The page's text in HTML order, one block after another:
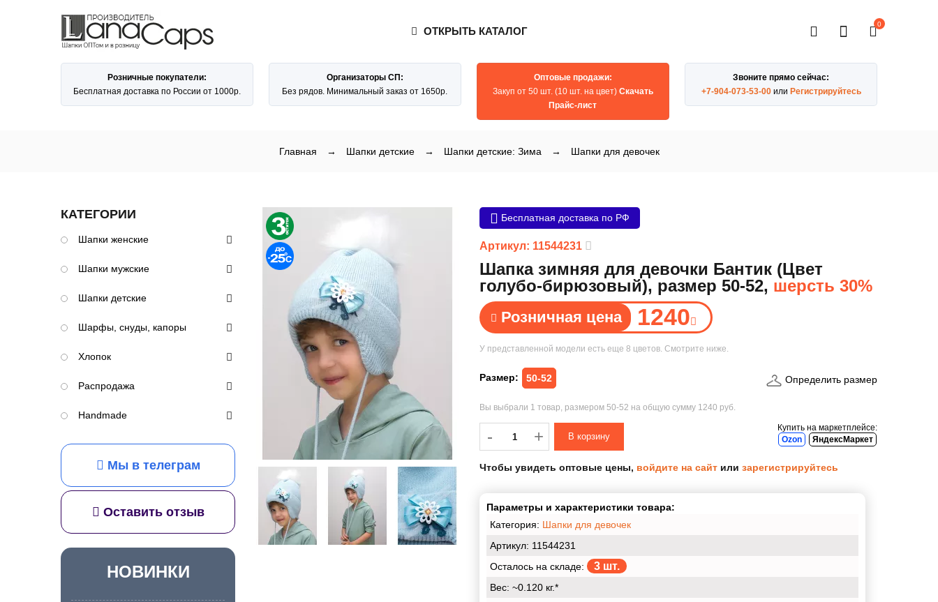
0
ОТКРЫТЬ КАТАЛОГ
Розничные покупатели:
Бесплатная доставка по России от 1000р.
Организаторы СП:
Без рядов. Минимальный заказ от 1650р.
Оптовые продажи:
Закуп от 50 шт. (10 шт. на цвет) Скачать
Прайс-лист
Звоните прямо сейчас:
+7-904-073-53-00или Регистрируйтесь
Главная → Шапки детские → Шапки детские: Зима → Шапки для девочек
Бесплатная доставка по РФ
Артикул: 11544231
Шапка зимняя для девочки Бантик (Цвет
голубо-бирюзовый), размер 50-52, шерсть 30%
Розничная цена 1240
У представленной модели есть еще 8 цветов. Смотрите ниже.
Размер: 50-52 Определить размер
Вы выбрали 1 товар, размером 50-52 на общую сумму 1240 руб.
-
- +
Купить на маркетплейсе:
Ozon
ЯндексМаркет
Чтобы увидеть оптовые цены, войдите на сайт или зарегистрируйтесь
Параметры и характеристики товара:
Категория: Шапки для девочек
Артикул: 11544231
Осталось на складе:
3 шт.
Вес: ~0.120 кг.*
КАТЕГОРИИ
Шапки женские
Шапки мужские
Шапки детские
Шарфы, снуды, капоры
Хлопок
Распродажа
Handmade
Мы в телеграм
Оставить отзыв
НОВИНКИ